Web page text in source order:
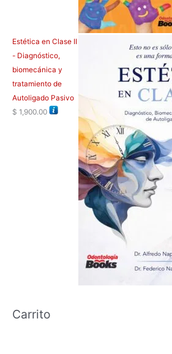
Estética en Clase II
- Diagnóstico,
biomecánica y
tratamiento de
Autoligado Pasivo
$ 1,900.00
Carrito